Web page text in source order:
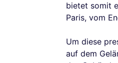
bietet somit
Paris, vom
Um diese
auf dem